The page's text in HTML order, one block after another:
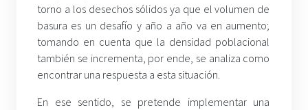
torno a los desechos sólidos ya que el volumen de
basura es un desafío y año a año va en aumento;
tomando en cuenta que la densidad poblacional
también se incrementa, por ende, se analiza como
encontrar una respuesta a esta situación.
En ese sentido, se pretende implementar una